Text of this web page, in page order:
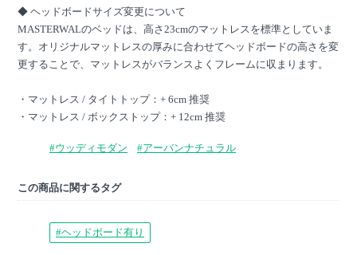
◆ ヘッドボードサイズ変更について
MASTERWALのベッドは、高さ23cmのマットレスを標準としていま
す。オリジナルマットレスの厚みに合わせてヘッドボードの高さを変
更することで、マットレスがバランスよくフレームに収まります。
・マットレス / タイトトップ：+ 6cm 推奨
・マットレス / ボックストップ：+ 12cm 推奨
#ウッディモダン #アーバンナチュラル
この商品に関するタグ
#ヘッドボード有り